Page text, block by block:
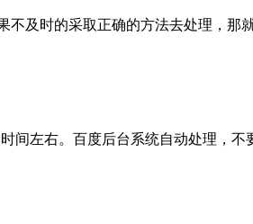
及时的采取正确的方法去处理，那
间左右。百度后台系统自动处理，不